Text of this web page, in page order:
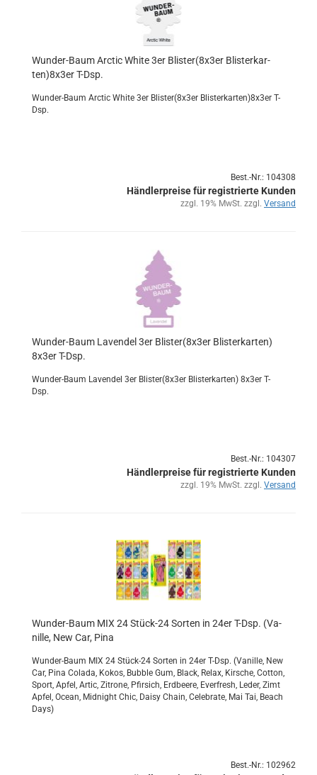
Wunder-​​Baum Arc­tic White 3er Blis­ter(8x3er Blis­ter­kar­
ten)8x3er T-Dsp.
Wunder-​Baum Arc­tic White 3er Blis­ter(8x3er Blis­ter­kar­ten)8x3er T-
Dsp.
Best.-Nr.: 104308
Händlerpreise für registrierte Kunden
zzgl. 19% MwSt. zzgl. Versand
Wunder-​​Baum La­ven­del 3er Blis­ter(8x3er Blis­ter­kar­ten)
8x3er T-Dsp.
Wunder-​Baum La­ven­del 3er Blis­ter(8x3er Blis­ter­kar­ten) 8x3er T-
Dsp.
Best.-Nr.: 104307
Händlerpreise für registrierte Kunden
zzgl. 19% MwSt. zzgl. Versand
Wunder-​​Baum MIX 24 Stück-​​24 Sor­ten in 24er T-Dsp. (Va­
nil­le, New Car, Pina
Wunder-​Baum MIX 24 Stück-​24 Sor­ten in 24er T-Dsp. (Va­nil­le, New
Car, Pina Co­la­da, Kokos, Bub­ble Gum, Black, Relax, Kir­sche, Cot­ton,
Sport, Apfel, Artic, Zi­tro­ne, Pfir­sich, Erd­bee­re, Ever­fresh, Leder, Zimt
Apfel, Ocean, Mid­night Chic, Daisy Chain, Ce­le­bra­te, Mai Tai, Beach
Days)
Best.-Nr.: 102962